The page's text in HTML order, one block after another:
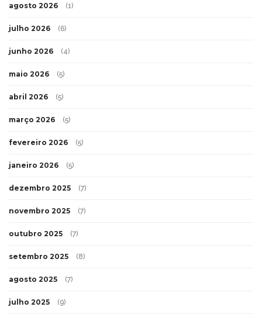
agosto 2026 (1)
julho 2026 (6)
junho 2026 (4)
maio 2026 (5)
abril 2026 (5)
março 2026 (5)
fevereiro 2026 (5)
janeiro 2026 (5)
dezembro 2025 (7)
novembro 2025 (7)
outubro 2025 (7)
setembro 2025 (8)
agosto 2025 (7)
julho 2025 (9)